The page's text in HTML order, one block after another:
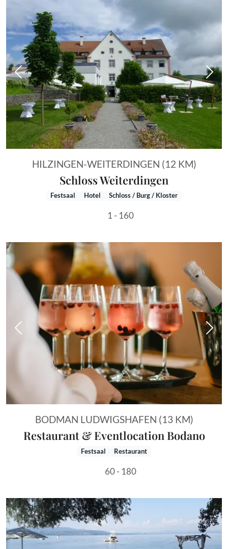
Vorheriges Bild
HILZINGEN-WEITERDINGEN (12 KM)
Schloss Weiterdingen
Festsaal Hotel Schloss / Burg / Kloster
1 - 160
Vorheriges Bild
BODMAN LUDWIGSHAFEN (13 KM)
Restaurant & Eventlocation Bodano
Festsaal Restaurant
60 - 180